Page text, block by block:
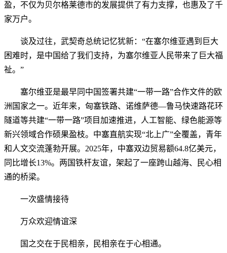
盈，不仅为贝尔格莱德市的发展提供了有力支撑，也惠及了千
家万户。
谈及过往，武契奇总统记忆犹新：“在塞尔维亚遇到巨大
困难时，是中国给了我们支持，为塞尔维亚人民带来了巨大福
祉。”
塞尔维亚是最早同中国签署共建“一带一路”合作文件的欧
洲国家之一。近年来，匈塞铁路、诺维萨德—鲁马快速路花环
隧道等共建“一带一路”项目加速推进，人工智能、绿色能源等
新兴领域合作硕果盈枝。中塞直航实现“北上广”全覆盖，青年
和人文交流蓬勃开展。2025年，中塞双边贸易额64.8亿美元，
同比增长13%。两国铁杆友谊，架起了一座跨山越海、民心相
通的桥梁。
一次盛情接待
万众欢迎情谊深
国之交在于民相亲，民相亲在于心相通。